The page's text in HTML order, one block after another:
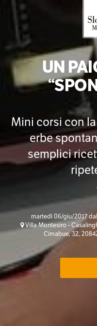
UN
Mini corsi con
erbe
semplici
martedì 06/giu/2017
Villa Montesiro -
Cimabue, 32,